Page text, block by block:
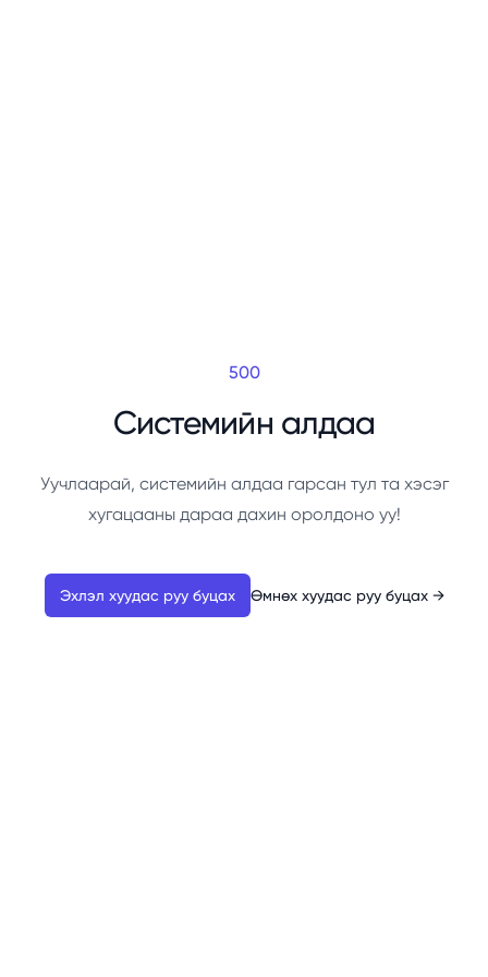
500
Системийн алдаа
Уучлаарай, системийн алдаа гарсан тул та хэсэг
хугацааны дараа дахин оролдоно уу!
Эхлэл хуудас руу буцах Өмнөх хуудас руу буцах →